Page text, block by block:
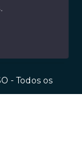
- Todos os
.